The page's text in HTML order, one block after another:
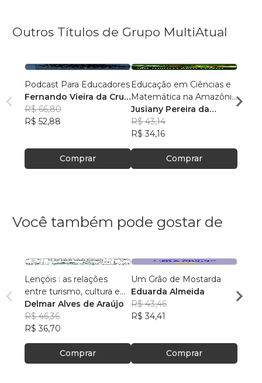
Outros Títulos de Grupo MultiAtual
Podcast Para Educadores
Fernando Vieira da Cruz
(Fernandinho Cruz)
R$ 66,80
R$ 52,88
Comprar
Educação em Ciências e
Matemática na Amazônia
Legal: Pesquisas e
Práticas Pedagógicas
Jusiany Pereira da
Cunha dos Santos
R$ 43,14
R$ 34,16
Comprar
Érica
Você também pode gostar de
Lençóis : as relações
entre turismo, cultura e
ambiente
Delmar Alves de Araújo
R$ 46,36
R$ 36,70
Comprar
Um Grão de Mostarda
Eduarda Almeida
R$ 43,46
R$ 34,41
Comprar
Aulas